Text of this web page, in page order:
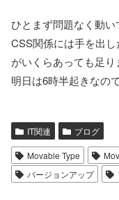
ひとまず問題なく動
CSS関係には手を出
がいくらあっても足り
明日は6時半起きなの
IT関連 ブログ
Movable Type
バージョンアップ